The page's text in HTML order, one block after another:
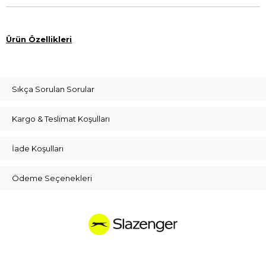
Ürün Özellikleri
Sıkça Sorulan Sorular
Kargo & Teslimat Koşulları
İade Koşulları
Ödeme Seçenekleri